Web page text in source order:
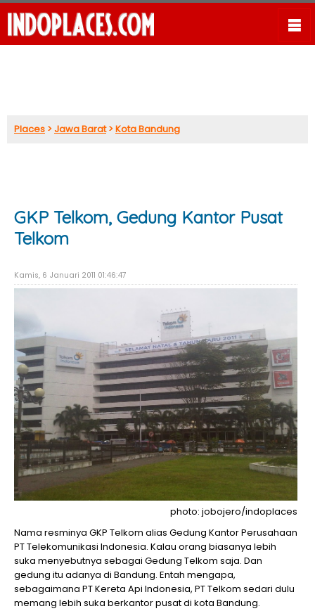
Places >Jawa Barat>Kota Bandung
GKP Telkom, Gedung Kantor Pusat
Telkom
Kamis, 6 Januari 2011 01:46:47
photo: jobojero/indoplaces
Nama resminya GKP Telkom alias Gedung Kantor Perusahaan
PT Telekomunikasi Indonesia. Kalau orang biasanya lebih
suka menyebutnya sebagai Gedung Telkom saja. Dan
gedung itu adanya di Bandung. Entah mengapa,
sebagaimana PT Kereta Api Indonesia, PT Telkom sedari dulu
memang lebih suka berkantor pusat di kota Bandung.